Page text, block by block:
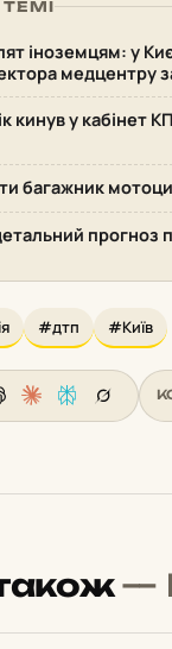
іноземцям: у
медцентру
кинув у кабінет
багажник
прогноз
#дтп #Київ
—